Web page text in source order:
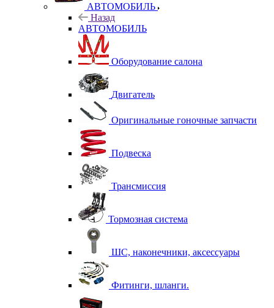
АВТОМОБИЛЬ
Назад
АВТОМОБИЛЬ
Оборудование салона
Двигатель
Оригинальные гоночные запчасти
Подвеска
Трансмиссия
Тормозная система
ШС, наконечники, аксессуары
Фитинги, шланги.